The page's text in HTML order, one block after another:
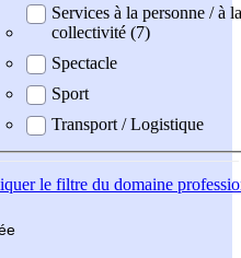
Services à la personne / à la
collectivité (7)
Spectacle
Sport
Transport / Logistique
le filtre du domaine